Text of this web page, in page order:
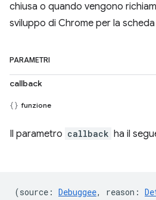
chiusa o quando vengono
sviluppo di Chrome per la
PARAMETRI
callback
funzione
Il parametro callback ha il
(source : Debuggee, reason :